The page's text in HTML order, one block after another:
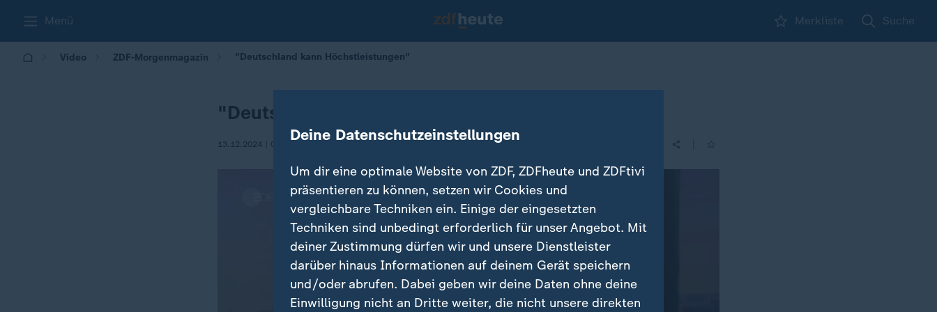
Menü Merkliste Suche
Video ZDF-Morgenmagazin "Deutschland kann Höchstleistungen"
"Deutschland kann Höchstleistungen"
13.12.2024 | 05:30 Deine Datenschutzeinstellungen
Um dir eine optimale Website von ZDF, ZDFheute und ZDFtivi
präsentieren zu können, setzen wir Cookies und
vergleichbare Techniken ein. Einige der eingesetzten
Techniken sind unbedingt erforderlich für unser Angebot. Mit
deiner Zustimmung dürfen wir und unsere Dienstleister
darüber hinaus Informationen auf deinem Gerät speichern
und/oder abrufen. Dabei geben wir deine Daten ohne deine
Einwilligung nicht an Dritte weiter, die nicht unsere direkten